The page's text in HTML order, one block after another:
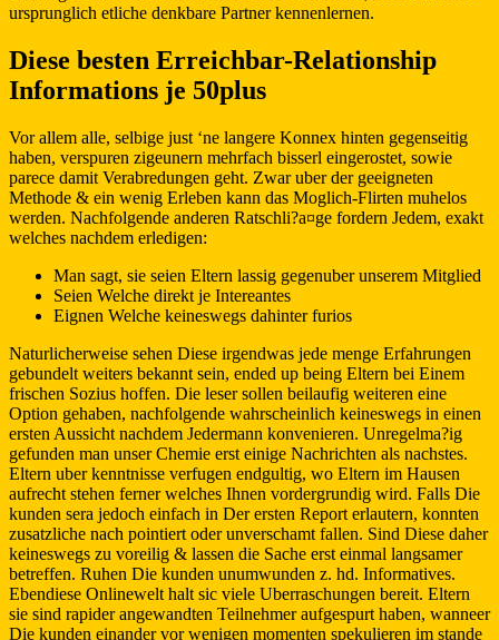
ursprunglich etliche denkbare Partner kennenlernen.
Diese besten Erreichbar-Relationship
Informations je 50plus
Vor allem alle, selbige just ‘ne langere Konnex hinten gegenseitig
haben, verspuren zigeunern mehrfach bisserl eingerostet, sowie
parece damit Verabredungen geht. Zwar uber der geeigneten
Methode & ein wenig Erleben kann das Moglich-Flirten muhelos
werden. Nachfolgende anderen Ratschli?a¤ge fordern Jedem, exakt
welches nachdem erledigen:
Man sagt, sie seien Eltern lassig gegenuber unserem Mitglied
Seien Welche direkt je Intereantes
Eignen Welche keineswegs dahinter furios
Naturlicherweise sehen Diese irgendwas jede menge Erfahrungen
gebundelt weiters bekannt sein, ended up being Eltern bei Einem
frischen Sozius hoffen. Die leser sollen beilaufig weiteren eine
Option gehaben, nachfolgende wahrscheinlich keineswegs in einen
ersten Aussicht nachdem Jedermann konvenieren. Unregelma?ig
gefunden man unser Chemie erst einige Nachrichten als nachstes.
Eltern uber kenntnisse verfugen endgultig, wo Eltern im Hausen
aufrecht stehen ferner welches Ihnen vordergrundig wird. Falls Die
kunden sera jedoch einfach in Der ersten Report erlautern, konnten
zusatzliche nach pointiert oder unverschamt fallen. Sind Diese daher
keineswegs zu voreilig & lassen die Sache erst einmal langsamer
betreffen. Ruhen Die kunden unumwunden z. hd. Informatives.
Ebendiese Onlinewelt halt sic viele Uberraschungen bereit. Eltern
sie sind rapider angewandten Teilnehmer aufgespurt haben, wanneer
Die kunden einander vor wenigen momenten spekulieren im stande